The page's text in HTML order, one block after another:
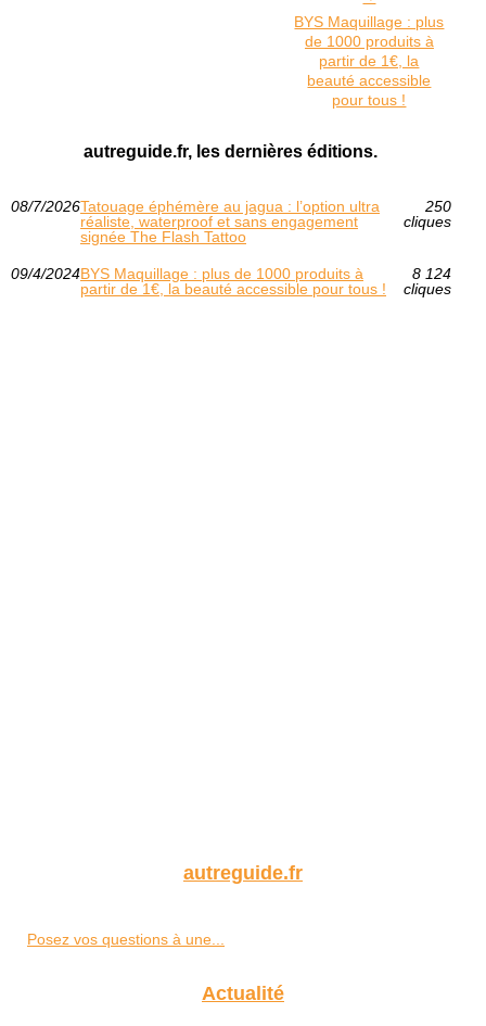
BYS Maquillage : plus
de 1000 produits à
partir de 1€, la
beauté accessible
pour tous !
autreguide.fr, les dernières éditions.
08/7/2026Tatouage éphémère au jagua : l’option ultra
réaliste, waterproof et sans engagement
signée The Flash Tattoo
250
cliques
09/4/2024BYS Maquillage : plus de 1000 produits à
partir de 1€, la beauté accessible pour tous !
8 124
cliques
autreguide.fr
Posez vos questions à une...
Actualité